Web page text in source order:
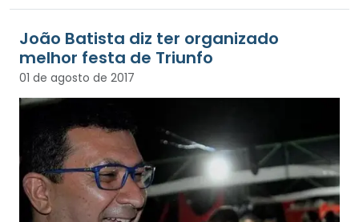
João Batista diz ter organizado
melhor festa de Triunfo
01 de agosto de 2017